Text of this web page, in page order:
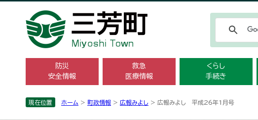
防災
安全情報
救急
医療情報
くらし
手続き
現在位置 ホーム > 町政情報 > 広報みよし > 広報みよし 平成26年1月号